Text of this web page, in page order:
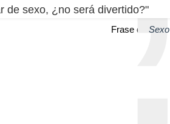
de sexo, ¿no será divertido?"
Frase de Sexo